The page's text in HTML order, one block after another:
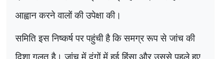
आह्वान करने वालों की उपेक्षा की।
समिति इस निष्कर्ष पर पहुंची है कि समग्र रूप से जांच की